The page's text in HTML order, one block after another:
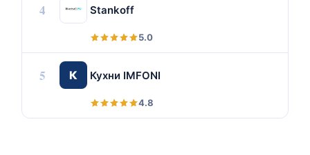
4 Stankoff
5.0
5 К Кухни IMFONI
4.8